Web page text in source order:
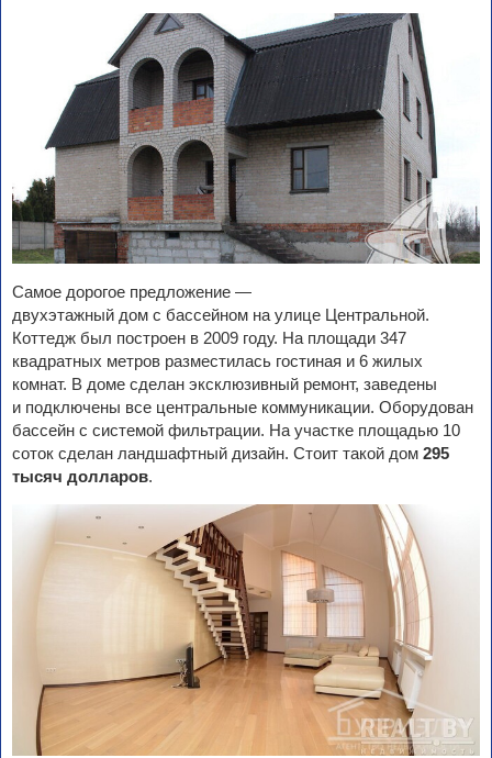
Самое дорогое предложение —
двухэтажный дом с бассейном на улице Центральной.
Коттедж был построен в 2009 году. На площади 347
квадратных метров разместилась гостиная и 6 жилых
комнат. В доме сделан эксклюзивный ремонт, заведены
и подключены все центральные коммуникации. Оборудован
бассейн с системой фильтрации. На участке площадью 10
соток сделан ландшафтный дизайн. Стоит такой дом 295
тысяч долларов.